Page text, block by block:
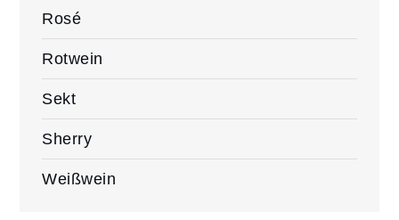
Rosé
Rotwein
Sekt
Sherry
Weißwein